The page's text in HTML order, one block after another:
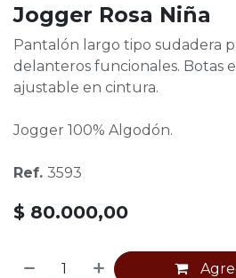
Jogger Rosa Niña
Pantalón largo tipo sudadera
delanteros funcionales. Botas
ajustable en cintura.
Jogger 100% Algodón.
Ref. 3593
$ 80.000,00